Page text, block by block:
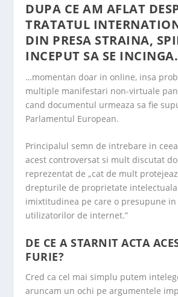
DUPA CE AM AFLAT
TRATATUL
DIN PRESA STRAINA,
INCEPUT SA SE
…momentan doar in online, insa
multiple manifestari non-virtuale
cand documentul urmeaza sa fie
Parlamentul European.
Principalul semn de intrebare in
acest controversat si mult discutat
reprezentat de „cat de mult
drepturile de proprietate
imixtitudinea pe care o presupune
utilizatorilor de internet.”
DE CE A STARNIT ACTA
FURIE?
Cred ca cel mai simplu putem
aruncam un ochi pe argumentele